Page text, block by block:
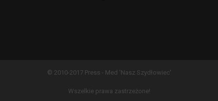
© 2010-2017 Press - Med 'Nasz Szydłowiec'
Wszelkie prawa zastrzeżone!